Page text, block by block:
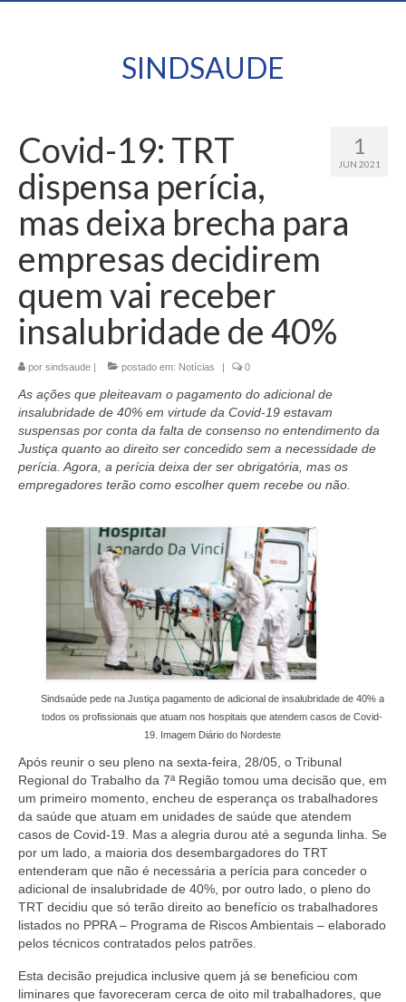
SINDSAUDE
1
JUN 2021
Covid-19: TRT
dispensa perícia,
mas deixa brecha para
empresas decidirem
quem vai receber
insalubridade de 40%
por sindsaude | postado em: Notícias | 0
As ações que pleiteavam o pagamento do adicional de
insalubridade de 40% em virtude da Covid-19 estavam
suspensas por conta da falta de consenso no entendimento da
Justiça quanto ao direito ser concedido sem a necessidade de
perícia. Agora, a perícia deixa der ser obrigatória, mas os
empregadores terão como escolher quem recebe ou não.
Sindsaúde pede na Justiça pagamento de adicional de insalubridade de 40% a
todos os profissionais que atuam nos hospitais que atendem casos de Covid-
19. Imagem Diário do Nordeste
Após reunir o seu pleno na sexta-feira, 28/05, o Tribunal
Regional do Trabalho da 7ª Região tomou uma decisão que, em
um primeiro momento, encheu de esperança os trabalhadores
da saúde que atuam em unidades de saúde que atendem
casos de Covid-19. Mas a alegria durou até a segunda linha. Se
por um lado, a maioria dos desembargadores do TRT
entenderam que não é necessária a perícia para conceder o
adicional de insalubridade de 40%, por outro lado, o pleno do
TRT decidiu que só terão direito ao benefício os trabalhadores
listados no PPRA – Programa de Riscos Ambientais – elaborado
pelos técnicos contratados pelos patrões.
Esta decisão prejudica inclusive quem já se beneficiou com
liminares que favoreceram cerca de oito mil trabalhadores, que